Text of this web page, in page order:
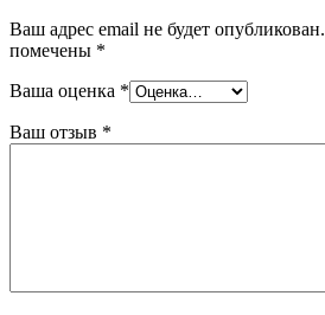
Ваш адрес email не будет опубликован.
помечены *
Ваша оценка *
Ваш отзыв *